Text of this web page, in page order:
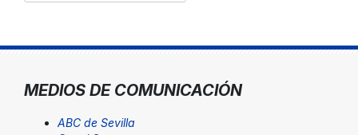
MEDIOS DE COMUNICACIÓN
ABC de Sevilla